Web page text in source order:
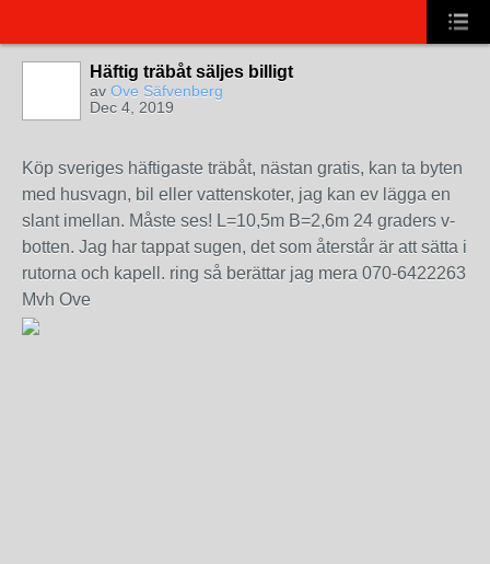
Häftig träbåt säljes billigt
av Ove Säfvenberg
Dec 4, 2019
Köp sveriges häftigaste träbåt, nästan gratis, kan ta byten
med husvagn, bil eller vattenskoter, jag kan ev lägga en
slant imellan. Måste ses! L=10,5m B=2,6m 24 graders v-
botten. Jag har tappat sugen, det som återstår är att sätta i
rutorna och kapell. ring så berättar jag mera 070-6422263
Mvh Ove